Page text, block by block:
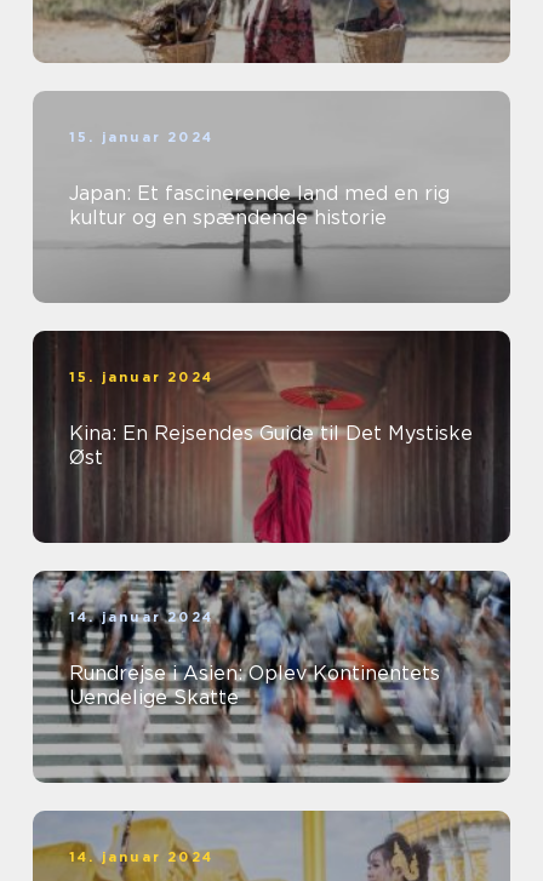
15. januar 2024
Japan: Et fascinerende land med en rig
kultur og en spændende historie
15. januar 2024
Kina: En Rejsendes Guide til Det Mystiske
Øst
14. januar 2024
Rundrejse i Asien: Oplev Kontinentets
Uendelige Skatte
14. januar 2024